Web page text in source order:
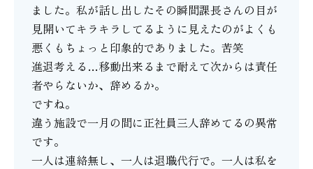
ました。私が話し出したその瞬間課長さんの目が
見開いてキラキラしてるように見えたのがよくも
悪くもちょっと印象的でありました。苦笑
進退考える…移動出来るまで耐えて次からは責任
者やらないか、辞めるか。
ですね。
違う施設で一月の間に正社員三人辞めてるの異常
です。
一人は連絡無し、一人は退職代行で。一人は私を